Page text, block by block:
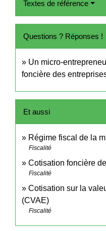
Textes de référence
Questions ? Réponses !
Un micro-
foncière des
Et aussi
Régime fiscal de la
Fiscalité
Cotisation foncière
Fiscalité
Cotisation sur la
(CVAE)
Fiscalité